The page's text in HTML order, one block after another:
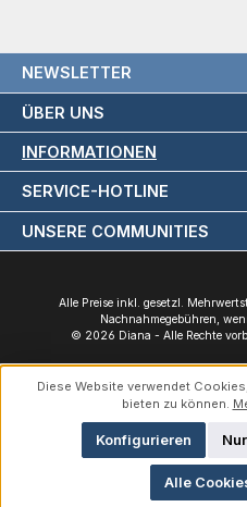
NEWSLETTER
ÜBER UNS
INFORMATIONEN
SERVICE-HOTLINE
UNSERE COMMUNITIES
Alle Preise inkl. gesetzl.
Nachnahmegebühren,
© 2026 Diana - Alle Rechte
Diese Website verwendet
bieten zu können.
Konfigurieren
Alle